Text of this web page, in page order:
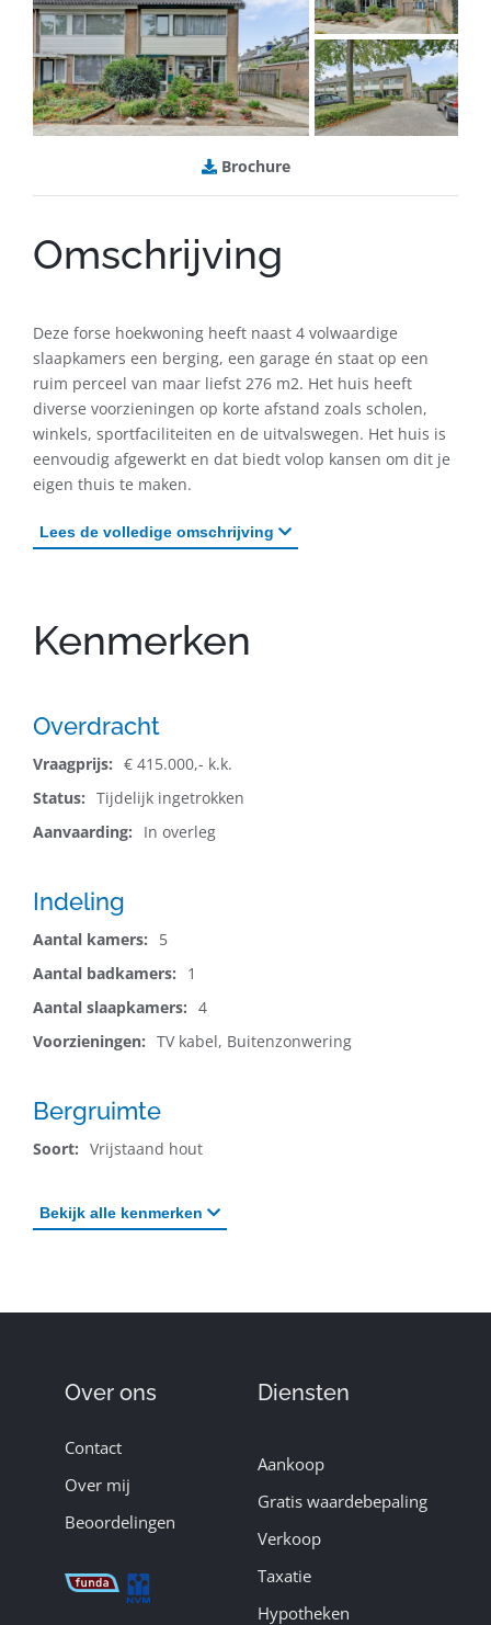
Brochure
Omschrijving
Deze forse hoekwoning heeft naast 4 volwaardige
slaapkamers een berging, een garage én staat op een
ruim perceel van maar liefst 276 m2. Het huis heeft
diverse voorzieningen op korte afstand zoals scholen,
winkels, sportfaciliteiten en de uitvalswegen. Het huis is
eenvoudig afgewerkt en dat biedt volop kansen om dit je
eigen thuis te maken.
Lees de volledige omschrijving
Kenmerken
Overdracht
Vraagprijs: € 415.000,- k.k.
Status: Tijdelijk ingetrokken
Aanvaarding:
In overleg
Indeling
Aantal kamers:
5
Aantal badkamers:
1
Aantal slaapkamers: 4
Voorzieningen: TV kabel, Buitenzonwering
Bergruimte
Soort: Vrijstaand hout
Bekijk alle kenmerken
Over ons
Contact
Over mij
Beoordelingen
Diensten
Aankoop
Gratis waardebepaling
Verkoop
Taxatie
Hypotheken